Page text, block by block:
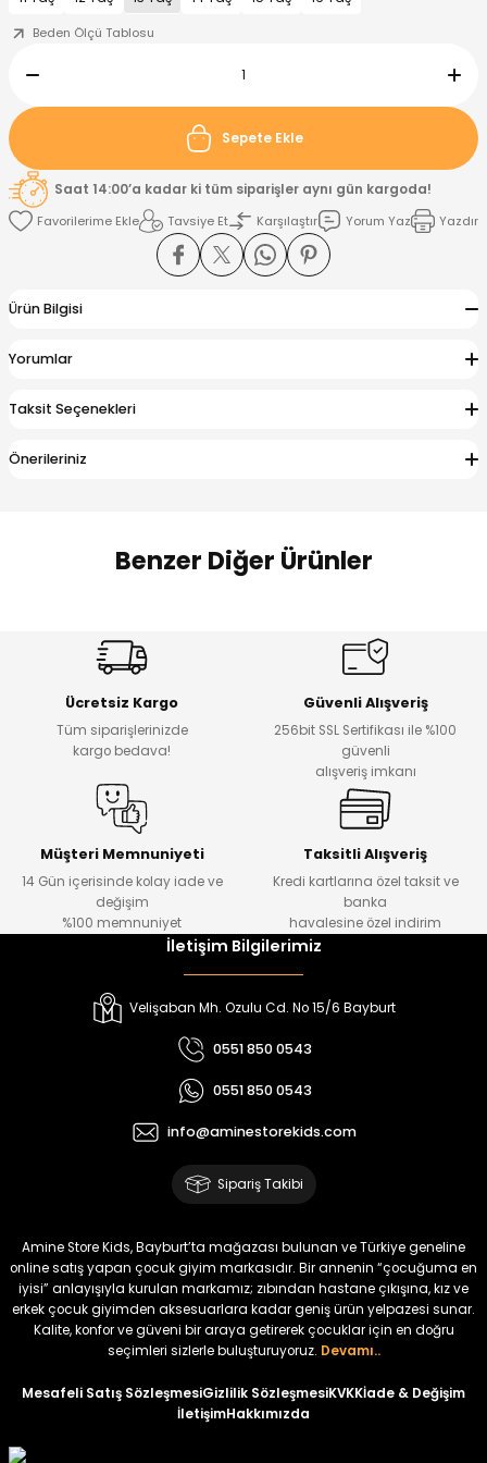
Beden Ölçü Tablosu
Sepete Ekle
Saat 14:00’a kadar ki tüm siparişler aynı gün kargoda!
Tavsiye Et
Karşılaştır Yorum Yaz Yazdır
Ürün Bilgisi
Yorumlar
Taksit Seçenekleri
Önerileriniz
Benzer Diğer Ürünler
Dantelya Kız Çocuk Tişört
Puba Unisex Kot 3’lü Takım
Urban Kız Çocuk Süveterli Tunik Gömlek Navi Kız Çocuk Kot Pantolon
₺ 650
Melra Kız Çocuk Kot Pantolon
%15
Tivon Kız Çocuk 3’lü Takım
₺ 2.340
Koren Kız Çocuk ve Bebek Tayt
₺ 320
₺ 250
Yeni
Koren Kız Çocuk ve Bebek Tayt
₺ 320
₺ 250
%22
Koren Kız Çocuk ve Bebek Tayt
₺ 250
%22
Koren Kız Çocuk ve Bebek Tayt
₺ 320
Ücretsiz Kargo
Tüm siparişlerinizde
kargo bedava!
Güvenli Alışveriş
256bit SSL Sertifikası ile %100
güvenli
alışveriş imkanı
Müşteri Memnuniyeti
14 Gün içerisinde kolay iade ve
değişim
%100 memnuniyet
Taksitli Alışveriş
Kredi kartlarına özel taksit ve
banka
havalesine özel indirim
İletişim Bilgilerimiz
Velişaban Mh. Ozulu Cd. No 15/6 Bayburt
0551 850 0543
0551 850 0543
info@aminestorekids.com
Sipariş Takibi
Amine Store Kids, Bayburt’ta mağazası bulunan ve Türkiye geneline
online satış yapan çocuk giyim markasıdır. Bir annenin “çocuğuma en
iyisi” anlayışıyla kurulan markamız; zıbından hastane çıkışına, kız ve
erkek çocuk giyimden aksesuarlara kadar geniş ürün yelpazesi sunar.
Kalite, konfor ve güveni bir araya getirerek çocuklar için en doğru
seçimleri sizlerle buluşturuyoruz. Devamı..
Mesafeli Satış SözleşmesiGizlilik SözleşmesiKVKKİade & Değişim
İletişimHakkımızda
Takımı
Shirt
Elbise
Çıkışı ve Zıbın Seti
shirt